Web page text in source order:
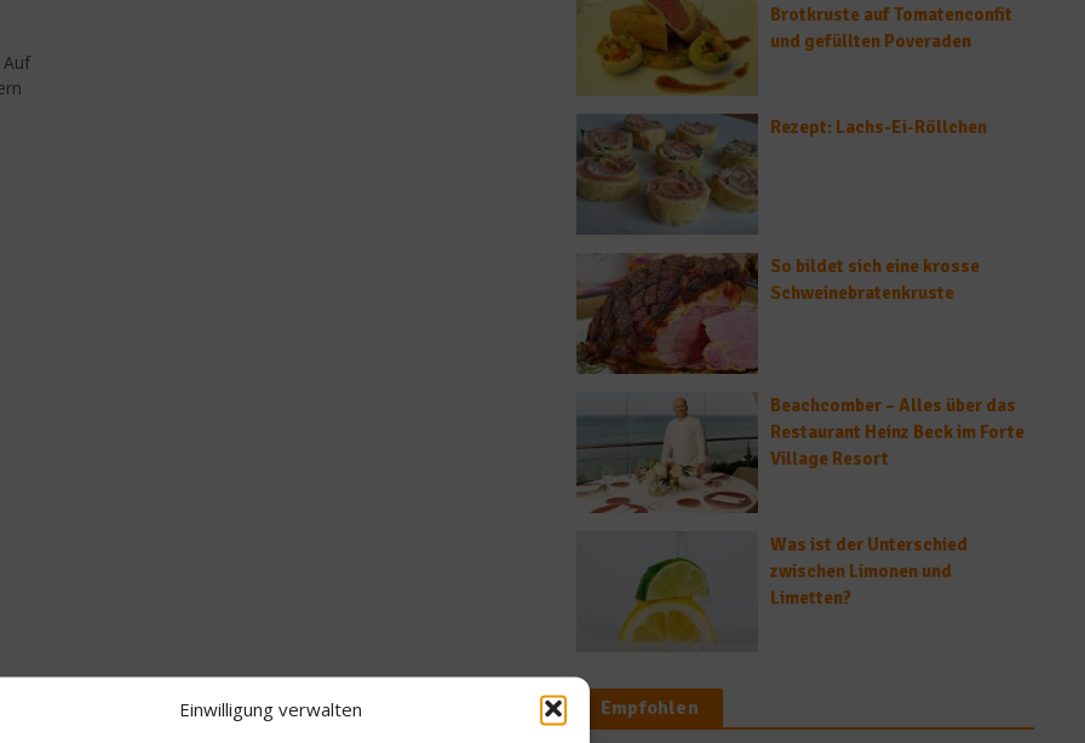
Einwilligung verwalten
Brotkruste auf Tomatenconfit
und gefüllten Poveraden
Rezept: Lachs-Ei-Röllchen
So bildet sich eine krosse
Schweinebratenkruste
Beachcomber – Alles über das
Restaurant Heinz Beck im Forte
Village Resort
Was ist der Unterschied
zwischen Limonen und
Limetten?
Empfohlen